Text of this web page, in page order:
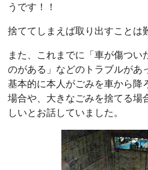
うです！！
捨ててしまえば取り出すことは
また、これまでに「車が傷つい
のがある」などのトラブルがあ
基本的に本人がごみを車から降
場合や、大きなごみを捨てる場
しいとお話していました。